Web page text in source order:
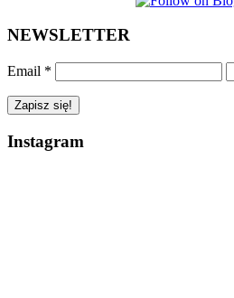
NEWSLETTER
Email *
Instagram